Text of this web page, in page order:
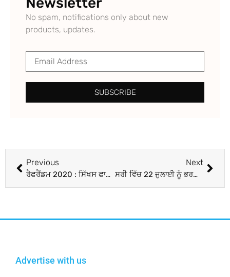
No spam, notifications only about new
products, updates.
SUBSCRIBE
Previous
ਰੈਫਰੈਂਡਮ 2020 : ਸਿੱਖਸ ਫਾਰ ਜਸਟਿਸ ਦੇ ਪਾਕਿਸਤਾਨੀ ਤੇ ਅਫਗਾਨੀ ਵਿਦਿਆਰਥੀਆਂ ਨੂੰ ਲੰਦਨ ਬੁਲਾਉਣ ਦੇ ਯਤਨ ਬਣ ਸਕਦੇ ਨੇ ਭਾਰਤ ਸਰਕਾਰ ਲਈ ਸਿਰ ਦਰਦ
Next
ਸਰੀ ਵਿੱਚ 22 ਜੁਲਾਈ ਨੂੰ ਭਰਵੀਂ ਰੈਲੀ ਹੋਵੇਗੀ
Advertise with us